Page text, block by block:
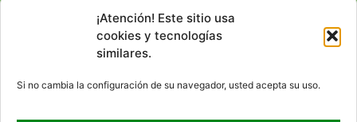
¡Atención! Este sitio usa
cookies y tecnologías
similares.
Si no cambia la configuración de su navegador, usted acepta su uso.